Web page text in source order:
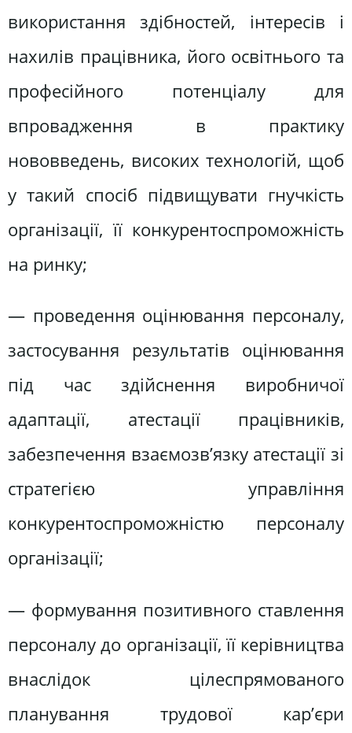
використання здібностей, інтересів і
нахилів працівника, його освітнього та
професійного потенціалу для
впровадження в практику
нововведень, високих технологій, щоб
у такий спосіб підвищувати гнучкість
організації, її конкурентоспроможність
на ринку;
— проведення оцінювання персоналу,
застосування результатів оцінювання
під час здійснення виробничої
адаптації, атестації працівників,
забезпечення взаємозв’язку атестації зі
стратегією управління
конкурентоспроможністю персоналу
організації;
— формування позитивного ставлення
персоналу до організації, її керівництва
внаслідок цілеспрямованого
планування трудової кар’єри